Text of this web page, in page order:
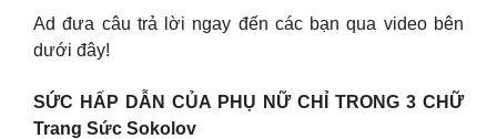
Ad đưa câu trả lời ngay đến các bạn qua video bên
dưới đây!
SỨC HẤP DẪN CỦA PHỤ NỮ CHỈ TRONG 3 CHỮ
Trang Sức Sokolov